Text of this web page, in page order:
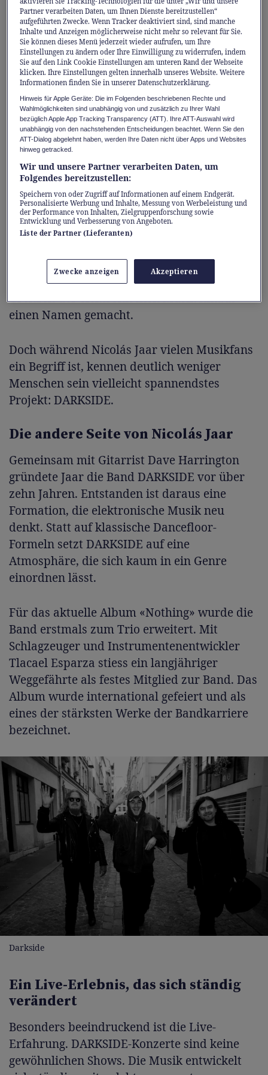
Produzent internationaler Künstler:innen.
Mit DARKSIDE hat er ein Bandprojekt
geschaffen, das elektronische Musik,
psychedelische Gitarren und spontane
Improvisation auf einzigartige Weise
verbindet.
Einer der einflussreichsten
Elektronikkünstler seiner
Generation
Der chilenisch-US-amerikanische Musiker
zählt seit Jahren zu den prägenden
Klangkünstlern der internationalen
Elektronikszene. Mit seinen Soloprojekten,
sich mühelos zwischen Klubkultur, Kunst und
Experiment und hat sich weit über die
Grenzen der elektronischen Musik hinaus
einen Namen gemacht.
Doch während Nicolás Jaar vielen Musikfans
ein Begriff ist, kennen deutlich weniger
Menschen sein vielleicht spannendstes
Projekt: DARKSIDE.
Die andere Seite von Nicolás Jaar
Gemeinsam mit Gitarrist Dave Harrington
gründete Jaar die Band DARKSIDE vor über
zehn Jahren. Entstanden ist daraus eine
Formation, die elektronische Musik neu
denkt. Statt auf klassische Dancefloor-
Formeln setzt DARKSIDE auf eine
Atmosphäre, die sich kaum in ein Genre
einordnen lässt.
Für das aktuelle Album «Nothing» wurde die
Band erstmals zum Trio erweitert. Mit
Schlagzeuger und Instrumentenentwickler
Tlacael Esparza stiess ein langjähriger
Weggefährte als festes Mitglied zur Band. Das
Album wurde international gefeiert und als
eines der stärksten Werke der Bandkarriere
bezeichnet.
Darkside
Ein Live-Erlebnis, das sich ständig
verändert
Besonders beeindruckend ist die Live-
Erfahrung. DARKSIDE-Konzerte sind keine
gewöhnlichen Shows. Die Musik entwickelt
Partner verarbeiten Daten, um Ihnen Dienste bereitzustellen“
aufgeführten Zwecke. Wenn Tracker deaktiviert sind, sind manche
Inhalte und Anzeigen möglicherweise nicht mehr so relevant für Sie.
Sie können dieses Menü jederzeit wieder aufrufen, um Ihre
Einstellungen zu ändern oder Ihre Einwilligung zu widerrufen, indem
Sie auf den Link Cookie Einstellungen am unteren Rand der Webseite
klicken. Ihre Einstellungen gelten innerhalb unseres Website. Weitere
Informationen finden Sie in unserer Datenschutzerklärung.
Hinweis für Apple Geräte: Die im Folgenden beschriebenen Rechte und
Wahlmöglichkeiten sind unabhängig von und zusätzlich zu Ihrer Wahl
bezüglich Apple App Tracking Transparency (ATT). Ihre ATT-Auswahl wird
unabhängig von den nachstehenden Entscheidungen beachtet. Wenn Sie den
ATT-Dialog abgelehnt haben, werden Ihre Daten nicht über Apps und Websites
hinweg getracked.
Wir und unsere Partner verarbeiten Daten, um
Folgendes bereitzustellen:
Speichern von oder Zugriff auf Informationen auf einem Endgerät.
Personalisierte Werbung und Inhalte, Messung von Werbeleistung und
der Performance von Inhalten, Zielgruppenforschung sowie
Entwicklung und Verbesserung von Angeboten.
Liste der Partner (Lieferanten)
Zwecke anzeigen Akzeptieren